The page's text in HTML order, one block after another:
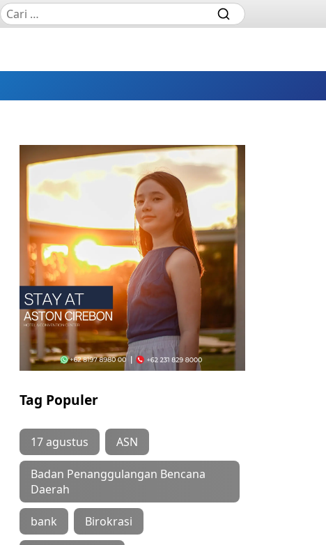
Tag Populer
17 agustus ASN
Badan Penanggulangan Bencana
Daerah
bank Birokrasi